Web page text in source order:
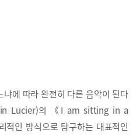
에 따라 완전히 다른 음악이 된다
Lucier)의 《I am sitting in a
인 방식으로 탐구하는 대표적인